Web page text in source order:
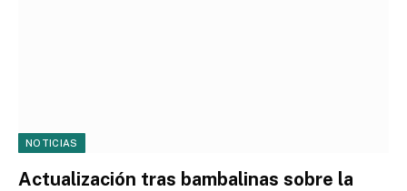
NOTICIAS
Actualización tras bambalinas sobre la